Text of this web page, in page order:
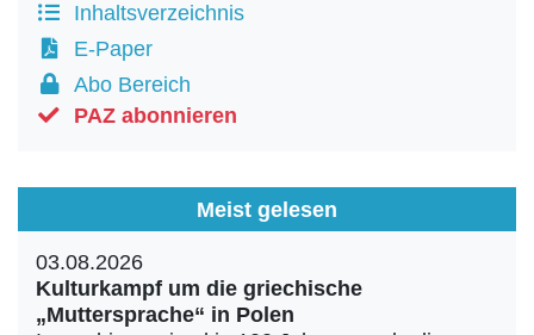
Inhaltsverzeichnis
E-Paper
Abo Bereich
PAZ abonnieren
Meist gelesen
03.08.2026
Kulturkampf um die griechische
„Muttersprache“ in Polen